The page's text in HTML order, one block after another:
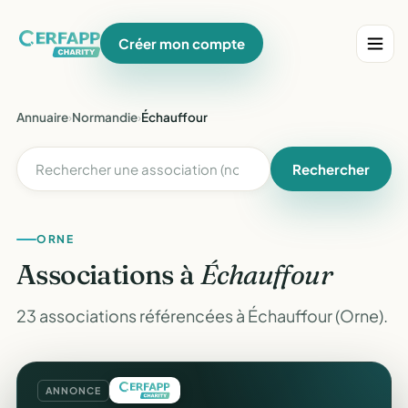
Créer mon compte
Annuaire›Normandie›Échauffour
Rechercher
ORNE
Associations àÉchauffour
23 associations référencées à Échauffour (Orne).
ANNONCE